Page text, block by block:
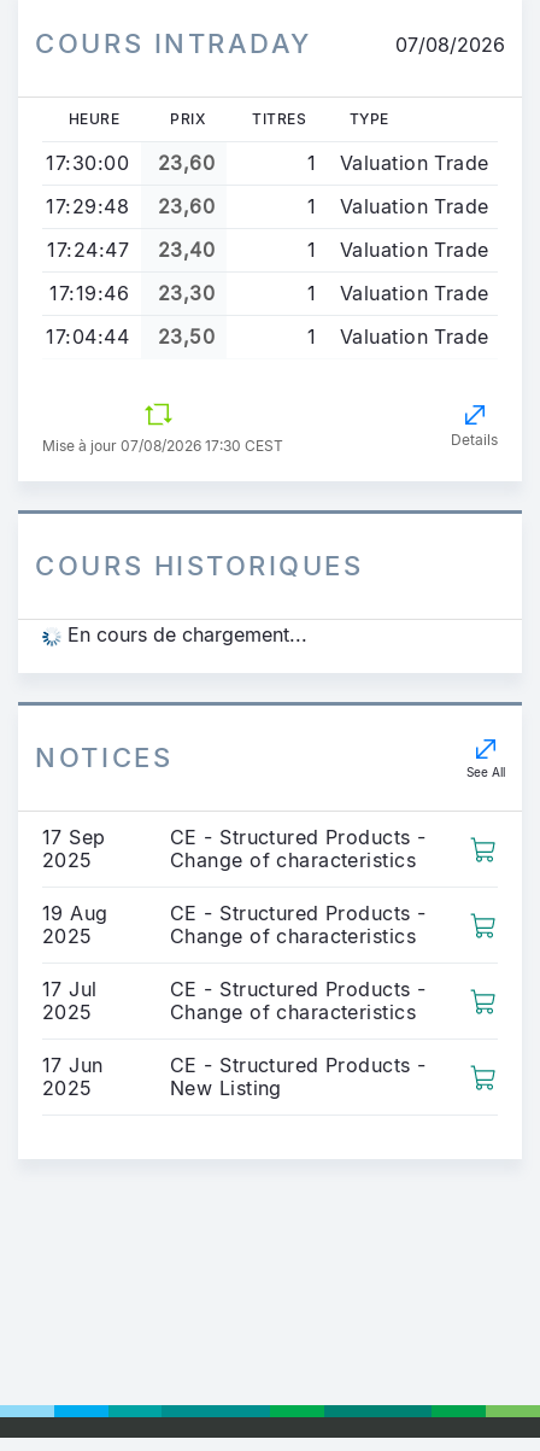
COURS INTRADAY 07/08/2026
HEURE PRIX TITRES TYPE
17:30:00 23,60 1
Valuation Trade
17:29:48
23,60 1
Valuation Trade
17:24:47
23,40 1
Valuation Trade
17:19:46
23,30 1
Valuation Trade
17:04:44
23,50 1 Valuation Trade
Mise à jour 07/08/2026 17:30 CEST Details
COURS HISTORIQUES
En cours de chargement...
NOTICES See All
17 Sep
2025
CE - Structured Products -
Change of characteristics
19 Aug
2025
CE - Structured Products -
Change of characteristics
17 Jul
2025
CE - Structured Products -
Change of characteristics
17 Jun
2025
CE - Structured Products -
New Listing